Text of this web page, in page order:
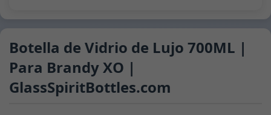
Botella de Vidrio de Lujo 700ML |
Para Brandy XO |
GlassSpiritBottles.com